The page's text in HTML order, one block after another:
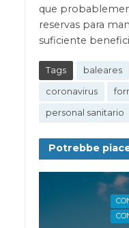
que
reservas para
suficiente
Tags baleares
coronavirus
personal sanitario
Potrebbe